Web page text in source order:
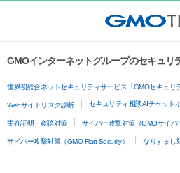
GMOインターネットグループのセキュリ
世界初総合ネットセキュリティサービス「GMOセキュリ
Webサイトリスク診断 セキュリティ相談AIチャット
実在証明・盗聴対策 サイバー攻撃対策（GMOサイバ
サイバー攻撃対策（GMO Flatt Security） なりすまし